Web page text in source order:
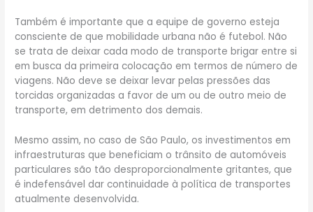
Também é importante que a equipe de governo esteja
consciente de que mobilidade urbana não é futebol. Não
se trata de deixar cada modo de transporte brigar entre si
em busca da primeira colocação em termos de número de
viagens. Não deve se deixar levar pelas pressões das
torcidas organizadas a favor de um ou de outro meio de
transporte, em detrimento dos demais.
Mesmo assim, no caso de São Paulo, os investimentos em
infraestruturas que beneficiam o trânsito de automóveis
particulares são tão desproporcionalmente gritantes, que
é indefensável dar continuidade à política de transportes
atualmente desenvolvida.